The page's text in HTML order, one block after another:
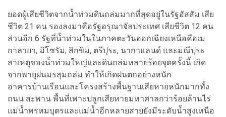
ยอดผู้เสียชีวิตจากน้ำท่วมดินถล่มมากที่สุดอยู่ในรัฐอัสสัม เสีย
ชีวิต 21 คน รองลงมาคือรัฐอรุณาจัลประเทศ เสียชีวิต 12 คน
ส่วนอีก 6 รัฐที่น้ำท่วมในในภาคตะวันออกเฉียงเหนือคือเม
กาลายา, มิโซรัม, สิกขิม, ตรีปุระ, นากาแลนด์ และมณีปุระ
สาเหตุของน้ำท่วมใหญ่และดินถล่มหลายร้อยจุดครั้งนี้ เกิด
จากพายุฝนมรสุมถล่ม ทำให้เกิดฝนตกอย่างหนัก
อาคารบ้านเรือนและโครงสร้างพื้นฐานเสียหายหนักมากทั้ง
ถนน สะพาน พื้นที่เพาะปลูกเสียหายมหาศาลกว่าร้อยล้านไร่
แม่น้ำพรหมบุตรและแม่น้ำอีกหลายสายยังมีระดับน้ำสูงเหนือ